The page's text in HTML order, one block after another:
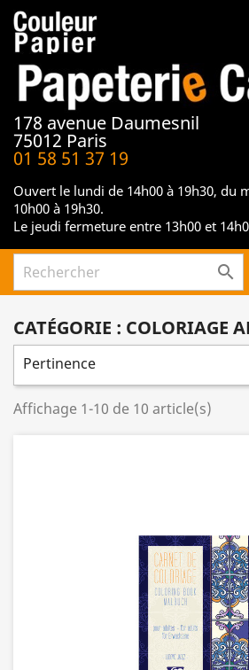
178 avenue Daumesnil
75012 Paris
01 58 51 37 19
Ouvert le lundi de 14h00 à 19h30, du
10h00 à 19h30.
Le jeudi fermeture entre 13h00 et

CATÉGORIE : COLORIAGE
Pertinence
Affichage 1-10 de 10 article(s)